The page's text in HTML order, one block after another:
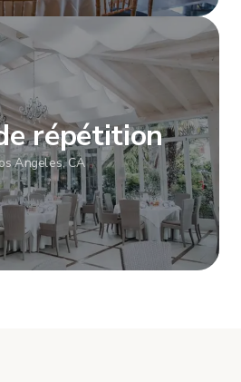
Afficher plus
répétition
Angeles, CA